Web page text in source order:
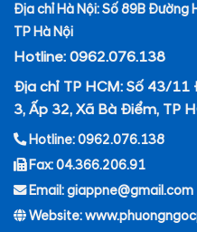
Địa chỉ Hà Nội: Số 89B Đường
TP Hà Nội
Hotline: 0962.076.138
Địa chỉ TP HCM: Số 43/11
3, Ấp 32, Xã Bà Điểm, TP
Hotline: 0962.076.138
Fax: 04.366.206.91
Email: giappne@gmail.com
Website: